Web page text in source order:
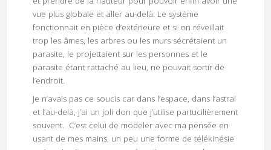
vue plus globale et aller au-delà. Le système
fonctionnait en pièce d’extérieure et si on réveillait
trop les âmes, les arbres ou les murs sécrétaient un
parasite, le projettaient sur les personnes et le
parasite étant rattaché au lieu, ne pouvait sortir de
l’endroit.
Je n’avais pas ce soucis car dans l’espace, dans l’astral
et l’au-delà, j’ai un joli don que j’utilise partucilièrement
souvent. C’est celui de modeler avec ma pensée en
usant de mes mains, un peu une forme de télékinésie